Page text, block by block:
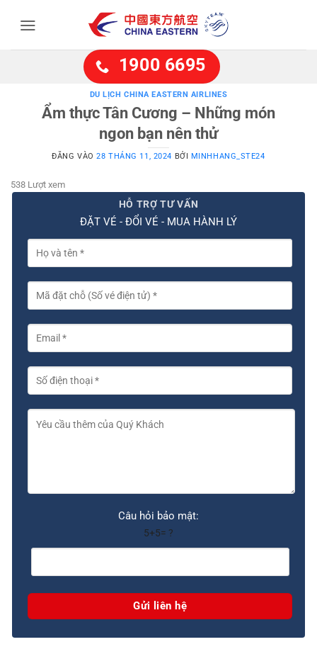
1900 6695
DU LỊCH CHINA EASTERN AIRLINES
Ẩm thực Tân Cương – Những món
ngon bạn nên thử
ĐĂNG VÀO28 THÁNG 11, 2024 BỞI MINHHANG_STE24
538 Lượt xem
HỖ TRỢ TƯ VẤN
ĐẶT VÉ - ĐỔI VÉ - MUA HÀNH LÝ
Câu hỏi bảo mật:
5+5= ?